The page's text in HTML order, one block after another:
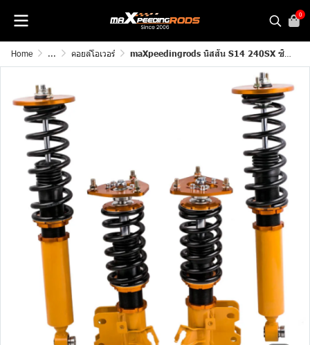
0
Home ... คอยล์โอเวอร์ maXpeedingrods นิสสัน S14 240SX ซิลวา 1994-1998 อุปกรณ์ ปรับสลักเกลียว โช๊คปรับระดับความสูงได้